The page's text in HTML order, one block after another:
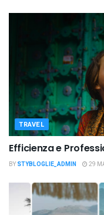
TRAVEL
Efficienza e
BY STYBLOGLIE_ADMIN 29